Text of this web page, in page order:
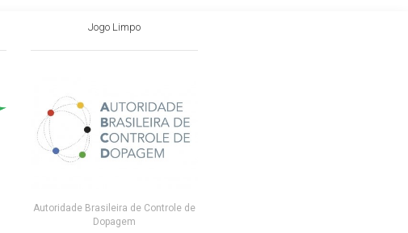
Jogo Limpo
Autoridade Brasileira de Controle de
Dopagem